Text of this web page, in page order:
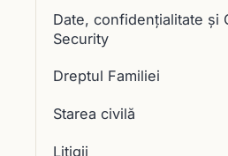
Date, confidențialitate și
Security
Dreptul Familiei
Starea civilă
Litigii